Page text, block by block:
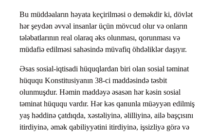
Bu müddəaların həyata keçirilməsi o deməkdir ki, dövlət
hər şeydən əvvəl insanlar üçün mövcud olur və onların
tələbatlarının real olaraq əks olunması, qorunması və
müdafiə edilməsi sahəsində müvafiq öhdəliklər daşıyır.
Əsas sosial-iqtisadi hüquqlardan biri olan sosial təminat
hüququ Konstitusiyanın 38-ci maddəsində təsbit
olunmuşdur. Həmin maddəyə əsasən hər kəsin sosial
təminat hüququ vardır. Hər kəs qanunla müəyyən edilmiş
yaş həddinə çatdıqda, xəstəliyinə, əlilliyinə, ailə başçısını
itirdiyinə, əmək qabiliyyətini itirdiyinə, işsizliyə görə və